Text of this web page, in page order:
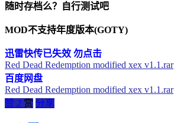
随时存档么？自行测试吧
MOD不支持年度版本(GOTY)
迅雷快传已失效 勿点击
Red Dead Redemption modified xex v1.1.rar
百度网盘
Red Dead Redemption modified xex v1.1.rar
赞 2 赏 分享